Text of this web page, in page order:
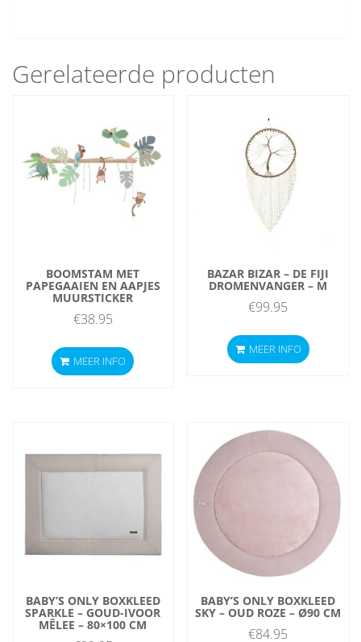
Gerelateerde producten
BOOMSTAM MET
PAPEGAAIEN EN AAPJES
MUURSTICKER
€38.95
MEER INFO
BAZAR BIZAR – DE FIJI
DROMENVANGER – M
€99.95
MEER INFO
BABY’S ONLY BOXKLEED
SPARKLE – GOUD-IVOOR
MÊLEE – 80×100 CM
BABY’S ONLY BOXKLEED
SKY – OUD ROZE – Ø90 CM
€84.95